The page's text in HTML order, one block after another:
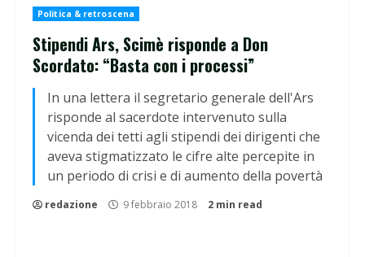
Politica & retroscena
Stipendi Ars, Scimè risponde a Don
Scordato: “Basta con i processi”
In una lettera il segretario generale dell'Ars
risponde al sacerdote intervenuto sulla
vicenda dei tetti agli stipendi dei dirigenti che
aveva stigmatizzato le cifre alte percepite in
un periodo di crisi e di aumento della povertà
redazione 9 febbraio 2018 2 min read